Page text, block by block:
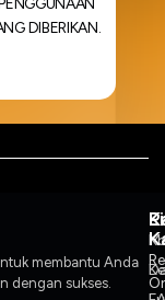
DIBERIKAN.
membantu Anda
dengan sukses.